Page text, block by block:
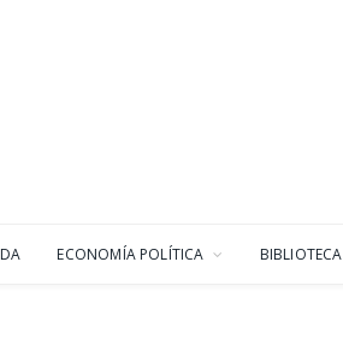
ECONOMÍA POLÍTICA BIBLIOTECA